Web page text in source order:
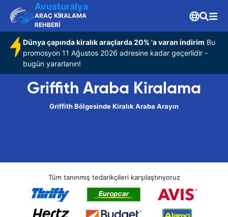
Avusturalya
ARAÇ KİRALAMA
REHBERİ
Dünya çapında kiralık araçlarda 20% 'a varan indirim Bu
promosyon 11 Ağustos 2026 adresine kadar geçerlidir -
bugün yararlanın!
Griffith Araba Kiralama
Griffith Bölgesinde Kiralık Araba Arayın
Tüm tanınmış tedarikçileri karşılaştırıyoruz